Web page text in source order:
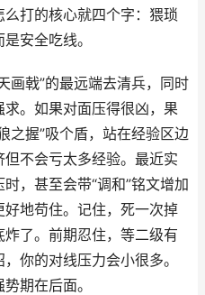
打的核心就四个字：猥琐
安全吃线。
画戟”的最远端去清兵，同时
。如果对面压得很凶，果
之握”吸个盾，站在经验区边
不会亏太多经验。最近实
，甚至会带“调和”铭文增加
地苟住。记住，死一次掉
了。前期忍住，等二级有
你的对线压力会小很多。
期在后面。